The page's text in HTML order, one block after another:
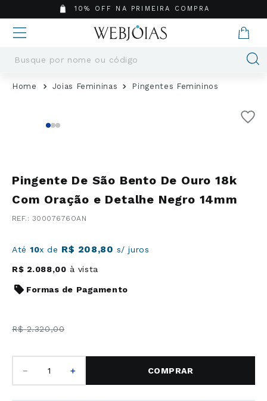
10% OFF NA PRIMEIRA COMPRA
Busque por nome ou código
Joias Femininas Pingentes Femininos
Pingente De São Bento De Ouro 18k
Com Oração e Detalhe Negro 14mm
: 30007676OAN
Até10x de R$ 208,80 s/ juros
R$ 2.088,00 à vista
Formas de Pagamento
R$ 2.320,00
＋
－ COMPRAR
Termos mais buscados
6º
Argola
7º
Casamento
8º
Pingente
10
Moissanite